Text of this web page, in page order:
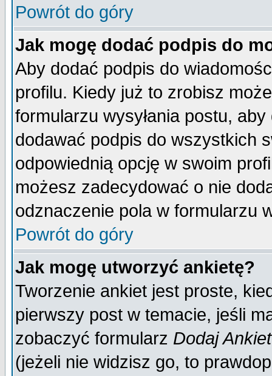
Powrót do góry
Jak mogę dodać podpis do
Aby dodać podpis do
profilu. Kiedy już to zrobisz
formularzu wysyłania postu,
dodawać podpis do wszystkich
odpowiednią opcję w swoim
możesz zadecydować o nie
odznaczenie pola w formularzu
Powrót do góry
Jak mogę utworzyć ankietę?
Tworzenie ankiet jest proste,
pierwszy post w temacie, jeśli
zobaczyć formularz Dodaj
(jeżeli nie widzisz go, to